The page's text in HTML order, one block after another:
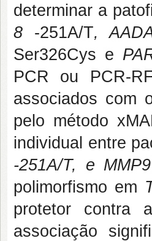
determinar a
8 -251A/T,
Ser326Cys e
PCR ou PCR-
associados com
pelo método
individual entre
-251A/T, e
polimorfismo em
protetor contra
associação